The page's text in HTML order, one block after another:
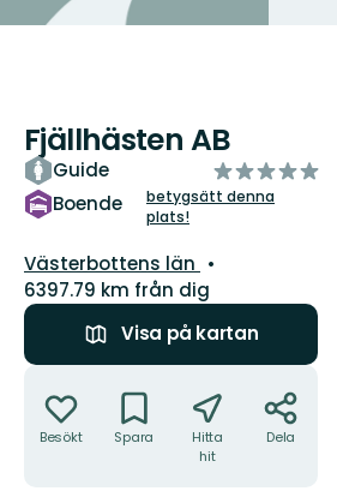
Fjällhästen AB
Guide
Boende
av
5
betygsätt denna
plats!
Län:
Västerbottens län
6397.79 km från dig
Visa på kartan
Besökt Spara
Hitta
hit
Dela